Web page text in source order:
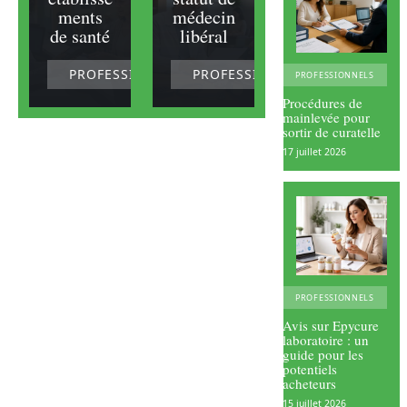
ments
de santé
PROFESSIONNELS
médecin
libéral
PROFESSIONNELSPROFESSIONNELS
Procédures de
mainlevée pour
sortir de curatelle
17 juillet 2026
PROFESSIONNELS
Avis sur Epycure
laboratoire : un
guide pour les
potentiels
acheteurs
15 juillet 2026